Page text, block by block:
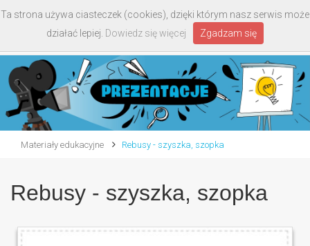
Materiały edukacyjne Rebusy - szyszka, szopka
Rebusy - szyszka, szopka
Ta strona używa ciasteczek (cookies), dzięki którym nasz serwis może
działać lepiej. Dowiedz się więcej Zgadzam się